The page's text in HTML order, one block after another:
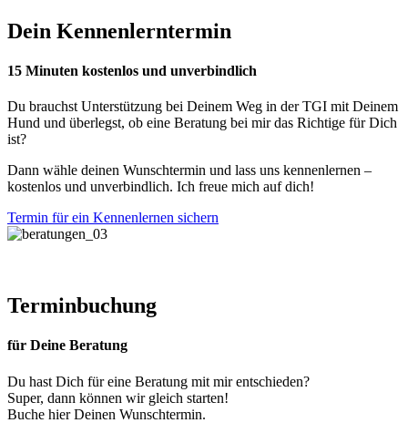
Dein Kennenlerntermin
15 Minuten kostenlos und unverbindlich
Du brauchst Unterstützung bei Deinem Weg in der TGI mit Deinem
Hund und überlegst, ob eine Beratung bei mir das Richtige für Dich
ist?
Dann wähle deinen Wunschtermin und lass uns kennenlernen –
kostenlos und unverbindlich. Ich freue mich auf dich!
Termin für ein Kennenlernen sichern
Terminbuchung
für Deine Beratung
Du hast Dich für eine Beratung mit mir entschieden?
Super, dann können wir gleich starten!
Buche hier Deinen Wunschtermin.